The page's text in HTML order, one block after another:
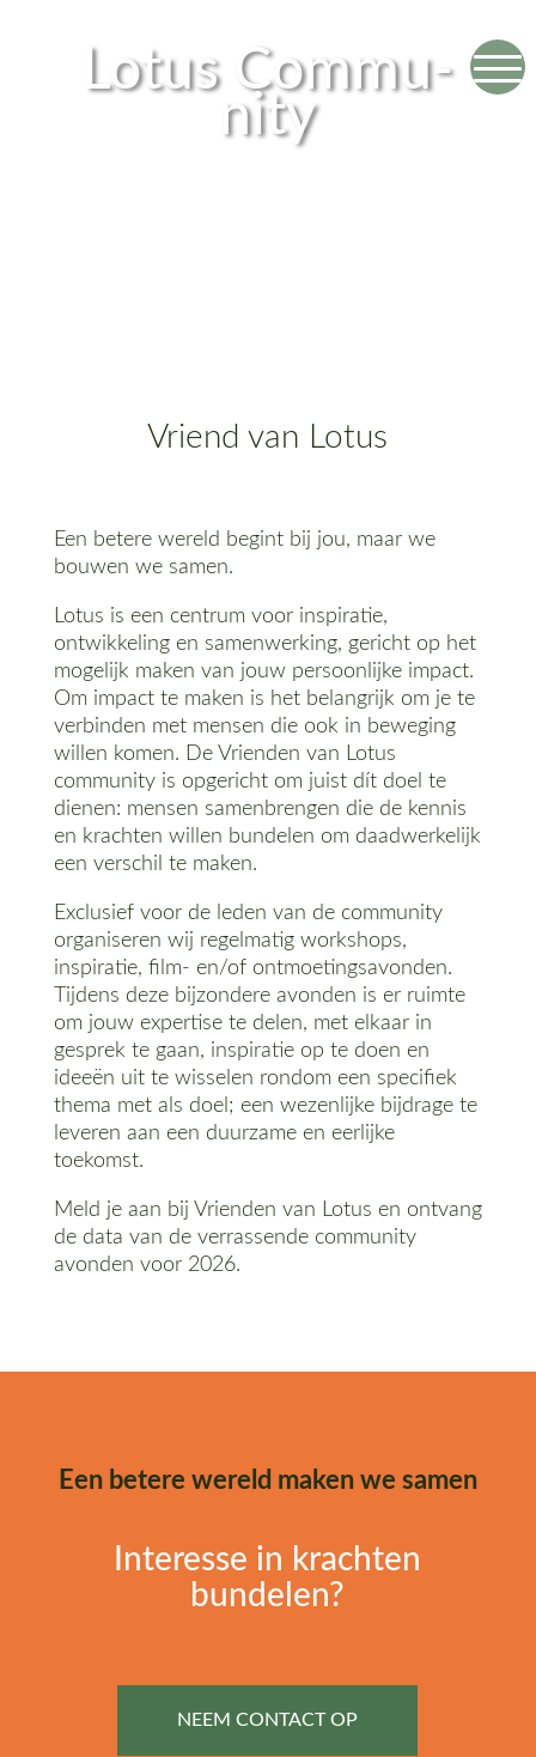
Lotus Commu­
nity
Vriend van Lotus
Een betere wereld begint bij jou, maar we
bouwen we samen.
Lotus is een centrum voor inspiratie,
ontwikkeling en samenwerking, gericht op het
mogelijk maken van jouw persoonlijke impact.
Om impact te maken is het belangrijk om je te
verbinden met mensen die ook in beweging
willen komen. De Vrienden van Lotus
community is opgericht om juist dít doel te
dienen: mensen samenbrengen die de kennis
en krachten willen bundelen om daadwerkelijk
een verschil te maken.
Exclusief voor de leden van de community
organiseren wij regelmatig workshops,
inspiratie, film- en/of ontmoetingsavonden.
Tijdens deze bijzondere avonden is er ruimte
om jouw expertise te delen, met elkaar in
gesprek te gaan, inspiratie op te doen en
ideeën uit te wisselen rondom een specifiek
thema met als doel; een wezenlijke bijdrage te
leveren aan een duurzame en eerlijke
toekomst.
Meld je aan bij Vrienden van Lotus en ontvang
de data van de verrassende community
avonden voor 2026.
Een betere wereld maken we samen
Interesse in krachten
bundelen?
NEEM CONTACT OP